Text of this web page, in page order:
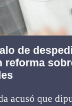
de
reforma
acusó que